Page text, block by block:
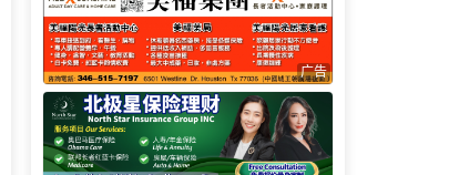
广告